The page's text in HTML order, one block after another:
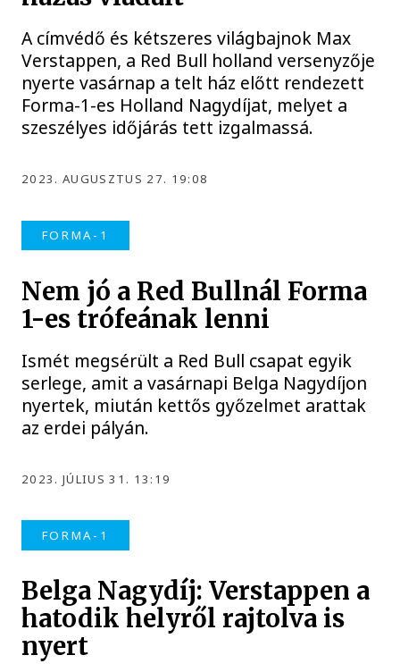
A címvédő és kétszeres világbajnok Max
Verstappen, a Red Bull holland versenyzője
nyerte vasárnap a telt ház előtt rendezett
Forma-1-es Holland Nagydíjat, melyet a
szeszélyes időjárás tett izgalmassá.
2023. AUGUSZTUS 27. 19:08
FORMA-1
Nem jó a Red Bullnál Forma
1-es trófeának lenni
Ismét megsérült a Red Bull csapat egyik
serlege, amit a vasárnapi Belga Nagydíjon
nyertek, miután kettős győzelmet arattak
az erdei pályán.
2023. JÚLIUS 31. 13:19
FORMA-1
Belga Nagydíj: Verstappen a
hatodik helyről rajtolva is
nyert